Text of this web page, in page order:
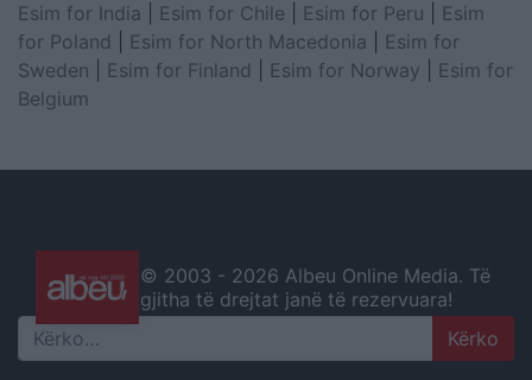
Esim for India
Esim for Chile Esim for Peru
Esim
for Poland
Esim for North Macedonia
Esim for
Sweden
Esim for Finland Esim for Norway
Esim for
Belgium
© 2003 - 2026 Albeu Online Media. Të
gjitha të drejtat janë të rezervuara!
Search